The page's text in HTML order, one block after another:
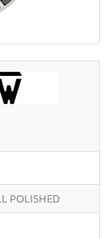
POLISHED